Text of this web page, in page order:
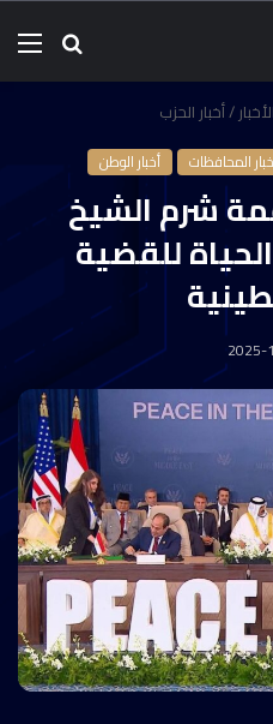
/أخبار الحزب
المحافظات أخبار الوطن
شرم الشيخ
للقضية
2025-